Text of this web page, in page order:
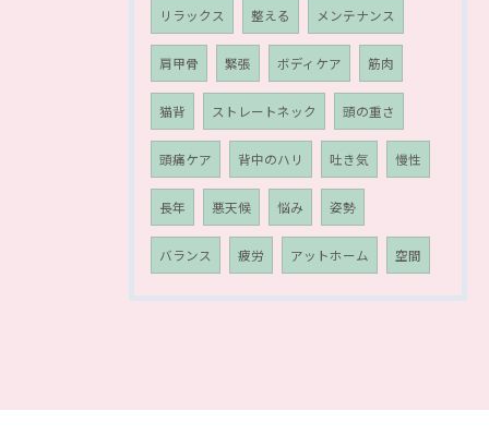
リラックス 整える メンテナンス
肩甲骨 緊張 ボディケア 筋肉
猫背 ストレートネック 頭の重さ
頭痛ケア 背中のハリ 吐き気 慢性
長年 悪天候 悩み 姿勢
バランス 疲労 アットホーム 空間